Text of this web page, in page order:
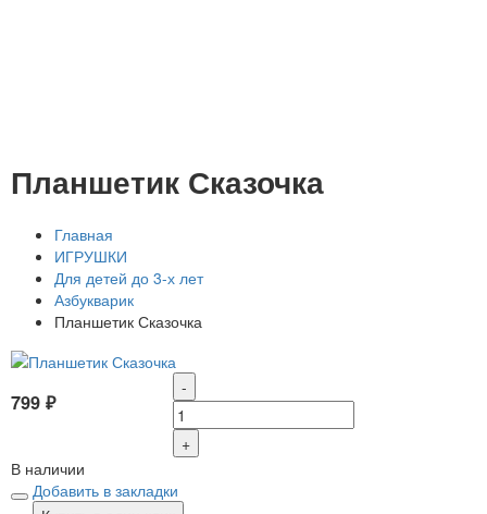
Планшетик Сказочка
Главная
ИГРУШКИ
Для детей до 3-х лет
Азбукварик
Планшетик Сказочка
799 ₽
-
+
В наличии
Добавить в закладки